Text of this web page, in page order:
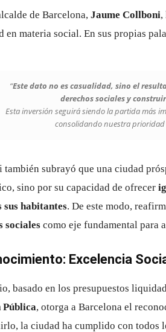
de Barcelona, Jaume Collboni,
en materia social. En sus propias
“Este dato no es casualidad, sino el
derechos sociales y
Esta inversión seguirá siendo la partida más
consolidando nuestra prioridad
subrayó que una ciudad
sino por su capacidad de ofrecer
sus habitantes. De este modo,
sociales como eje fundamental para
Excelencia
basado en los presupuestos
Pública, otorga a Barcelona el
la ciudad ha cumplido con todos